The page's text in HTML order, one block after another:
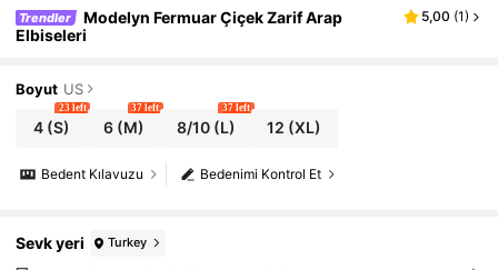
Trendler
Modelyn Fermuar Çiçek Zarif Arap
Elbiseleri
5,00 (1)
Boyut US
4 (S)
23 left
6 (M)
37 left
8/10(L)
37 left
12 (XL)
Bedenimi Kontrol Et
Bedent Kılavuzu
Sevk yeri Turkey